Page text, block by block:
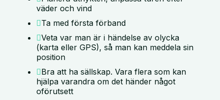
väder och vind
Ta med första förband
Veta var man är i händelse av olycka
(karta eller GPS), så man kan meddela sin
position
Bra att ha sällskap. Vara flera som kan
hjälpa varandra om det händer något
oförutsett